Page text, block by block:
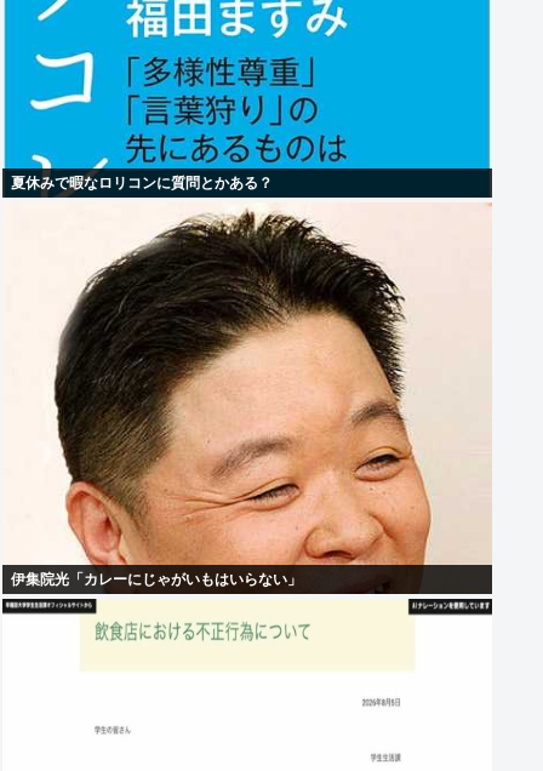
夏休みで暇なロリコンに質問とかある？
伊集院光「カレーにじゃがいもはいらない」